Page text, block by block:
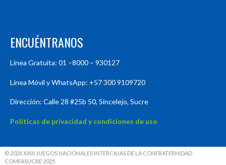
ENCUÉNTRANOS
Línea Gratuita: 01 –8000 – 930127
Línea Móvil y WhatsApp: +57 300 9109720
Dirección: Calle 28 #25b 50, Sincelejo, Sucre
Políticas de privacidad y condiciones de uso
© 2026 XXIII JUEGOS NACIONALES INTERCAJAS DE LA CONFRATERNIDAD
COMFASUCRE 2025